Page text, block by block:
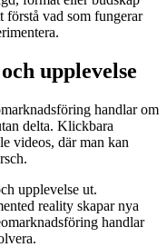
förstå vad som fungerar
upplevelse
handlar om
delta. Klickbara
videos, där man kan
upplevelse ut.
reality skapar nya
handlar